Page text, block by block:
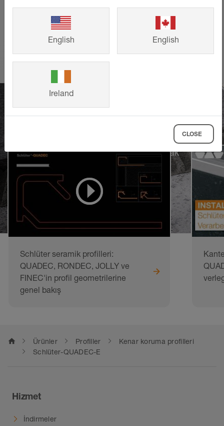
DAHA FAZLASINI GÖSTER
Öğrenmek ve uygulamak
için videolar
Schlüter seramik profilleri:
QUADEC, RONDEC, JOLLY ve
FINEC'in profil geometrilerine
genel bakış
home Ürünler Profiller
Kenar koruma profilleri
Schlüter-QUADEC-E
Hizmet
İndirmeler
English English
Ireland
CLOSE